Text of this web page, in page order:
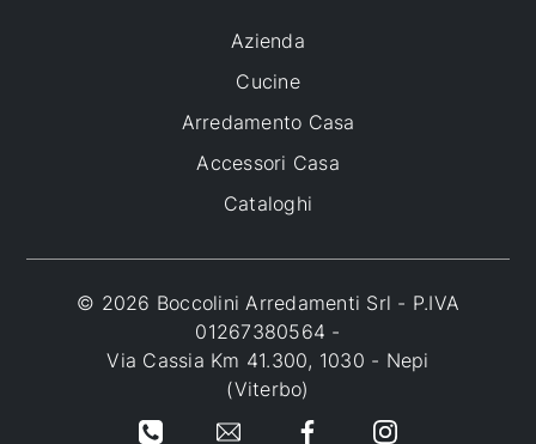
Azienda
Cucine
Arredamento Casa
Accessori Casa
Cataloghi
© 2026 Boccolini Arredamenti Srl - P.IVA
01267380564 -
Via Cassia Km 41.300, 1030 - Nepi
(Viterbo)